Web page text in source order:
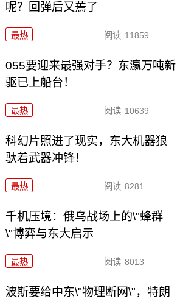
呢？回弹后又蔫了
最热 阅读 11859
055要迎来最强对手？东瀛万吨新
驱已上船台！
最热 阅读 10639
科幻片照进了现实，东大机器狼
驮着武器冲锋！
最热 阅读 8281
千机压境：俄乌战场上的\"蜂群
\"博弈与东大启示
最热 阅读 8013
波斯要给中东\"物理断网\"，特朗